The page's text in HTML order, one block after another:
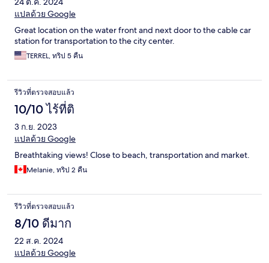
แปลด้วย Google
Great location on the water front and next door to the cable car
station for transportation to the city center.
TERREL, ทริป 5 คืน
รีวิวที่ตรวจสอบแล้ว
10/10 ไร้ที่ติ
3 ก.ย. 2023
แปลด้วย Google
Breathtaking views! Close to beach, transportation and market.
Melanie, ทริป 2 คืน
รีวิวที่ตรวจสอบแล้ว
8/10 ดีมาก
22 ส.ค. 2024
แปลด้วย Google